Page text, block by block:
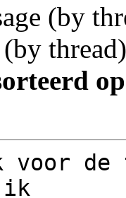
(by
(by
voor de
ik